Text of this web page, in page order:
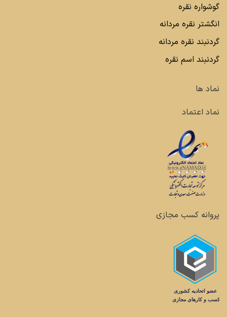
گوشواره نقره
انگشتر نقره مردانه
گردنبند نقره مردانه
گردنبند اسم نقره
نماد ها
نماد اعتماد
پروانه کسب مجازی